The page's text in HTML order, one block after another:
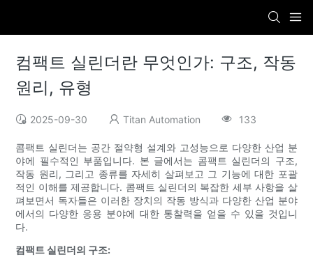
컴팩트 실린더란 무엇인가: 구조, 작동
원리, 유형
2025-09-30 Titan Automation 133
콤팩트 실린더는 공간 절약형 설계와 고성능으로 다양한 산업 분
야에 필수적인 부품입니다. 본 글에서는 콤팩트 실린더의 구조,
작동 원리, 그리고 종류를 자세히 살펴보고 그 기능에 대한 포괄
적인 이해를 제공합니다. 콤팩트 실린더의 복잡한 세부 사항을 살
펴보면서 독자들은 이러한 장치의 작동 방식과 다양한 산업 분야
에서의 다양한 응용 분야에 대한 통찰력을 얻을 수 있을 것입니
다.
컴팩트 실린더의 구조: